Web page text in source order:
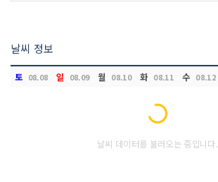
날씨 정보
토 08.08 일 08.09 월 08.10 화 08.11 수 08.12
Loading...
날씨 데이터를 불러오는 중입니다.